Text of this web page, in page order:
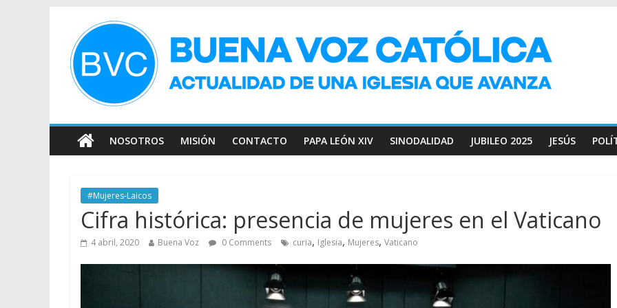
NOSOTROS MISIÓN CONTACTO PAPA LEÓN XIV SINODALIDAD JUBILEO 2025 JESÚS
#Mujeres-Laicos
Cifra histórica: presencia de mujeres en el Vaticano
4 abril, 2020 Buena Voz 0 Comments curia, Iglesia, Mujeres, Vaticano